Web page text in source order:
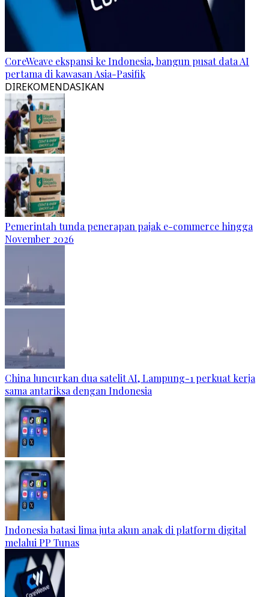
CoreWeave ekspansi ke Indonesia, bangun pusat data AI
pertama di kawasan Asia-Pasifik
DIREKOMENDASIKAN
Pemerintah tunda penerapan pajak e-commerce hingga
November 2026
China luncurkan dua satelit AI, Lampung-1 perkuat kerja
sama antariksa dengan Indonesia
Indonesia batasi lima juta akun anak di platform digital
melalui PP Tunas